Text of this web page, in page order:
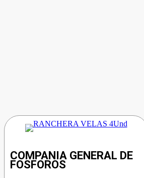
COMPANIA GENERAL DE
FOSFOROS